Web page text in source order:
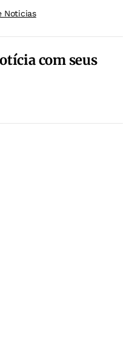
Noticias
com seus